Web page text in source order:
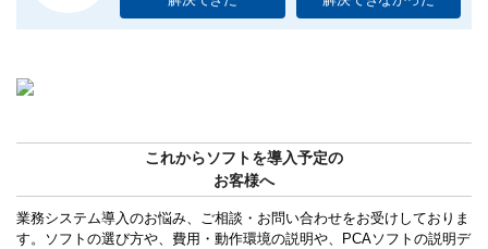
これからソフトを導入予定の
お客様へ
業務システム導入のお悩み、ご相談・お問い合わせをお受けしておりま
す。ソフトの選び方や、費用・動作環境の説明や、PCAソフトの説明デ